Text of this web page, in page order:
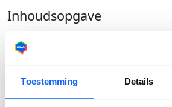
Toestemming Details
Inhoudsopgave
Verzekering voor domme